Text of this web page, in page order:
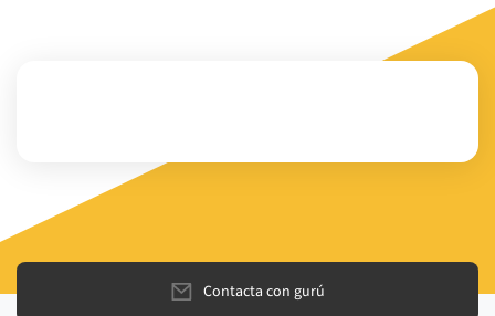
Contacta con gurú